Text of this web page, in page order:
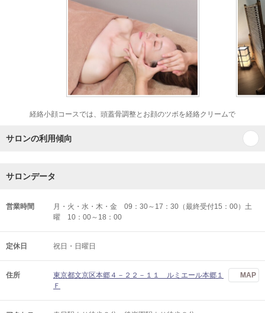
経絡小顔コースでは、頭蓋骨調整とお顔のツボを経絡クリームで
サロンの利用傾向
サロンデータ
営業時間
月・火・水・木・金 09：30～17：30（最終受付15：00）土
曜 10：00～18：00
定休日 祝日・日曜日
住所
東京都文京区本郷４－２２－１１ ルミエール本郷１
Ｆ
MAP